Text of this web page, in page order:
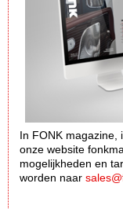
In FONK magazine,
onze website
mogelijkheden en
worden naar